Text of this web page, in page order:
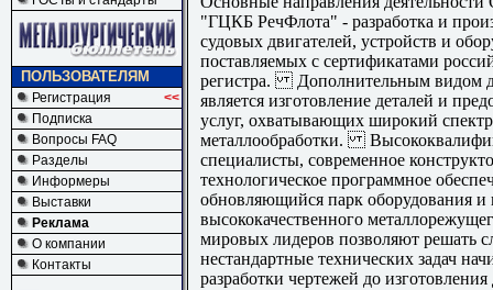
ПОЛЬЗОВАТЕЛЯМ
Регистрация
<<
Подписка
Вопросы FAQ
Разделы
Информеры
Выставки
Реклама
О компании
Контакты
"ГЦКБ РечФлота" - разработка и
судовых двигателей, устройств и
поставляемых с сертификатами
регистра. Дополнительным видом
является изготовление деталей и
услуг, охватывающих широкий спектр
металлообработки.
специалисты, современное
технологическое программное
обновляющийся парк оборудования и
высококачественного
мировых лидеров позволяют решать
нестандартные технических задач
разработки чертежей до изготовления